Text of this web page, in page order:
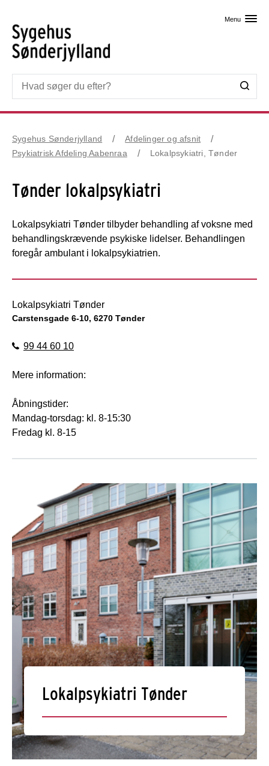
Menu
Sygehus Sønderjylland
Afdelinger og afsnit
Psykiatrisk Afdeling Aabenraa
Lokalpsykiatri, Tønder
Tønder lokalpsykiatri
Lokalpsykiatri Tønder tilbyder behandling af voksne med
behandlingskrævende psykiske lidelser. Behandlingen
foregår ambulant i lokalpsykiatrien.
Lokalpsykiatri Tønder
Carstensgade 6-10, 6270 Tønder
99 44 60 10
Mere information:
Åbningstider:
Mandag-torsdag: kl. 8-15:30
Fredag kl. 8-15
Lokalpsykiatri Tønder